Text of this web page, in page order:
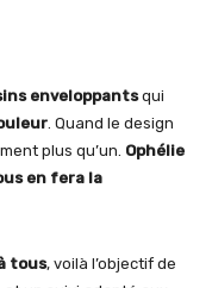
enveloppantsqui
. Quand le design
plus qu’un. Ophélie
en fera la
tous, voilà l’objectif de